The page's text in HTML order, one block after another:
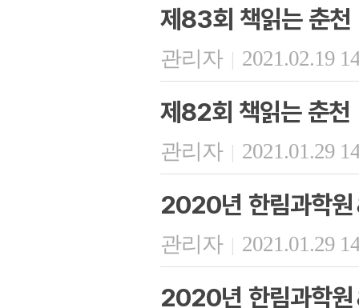
제83회 책읽는 춘천
관리자 | 2021.02.19
제82회 책읽는 춘천
관리자 | 2021.01.29
2020년 한림과학원
관리자 | 2021.01.29
2020년 한림과학원